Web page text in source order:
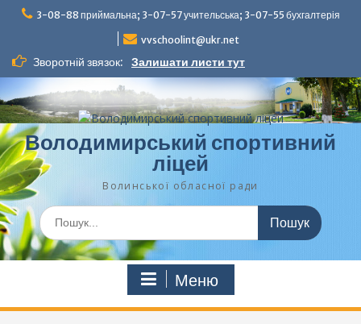
Перейти3-08-88 приймальна; 3-07-57 учительська; 3-07-55 бухгалтерія
vvschoolint@ukr.net
Зворотній звязок: Залишати листи тут
Володимирський спортивний
ліцей
Волинської обласної ради
Шукати:
Меню